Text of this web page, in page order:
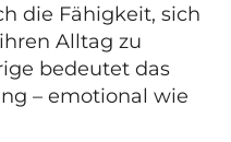
die Fähigkeit, sich
Alltag zu
bedeutet das
– emotional wie